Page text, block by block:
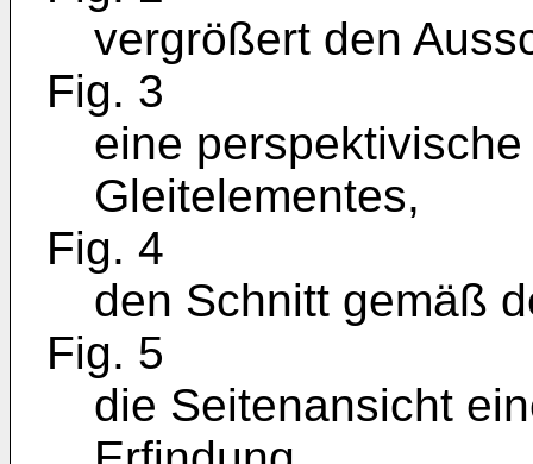
vergrößert den
Fig. 3
eine
Gleitelementes,
Fig. 4
den Schnitt gemäß
Fig. 5
die Seitenansicht